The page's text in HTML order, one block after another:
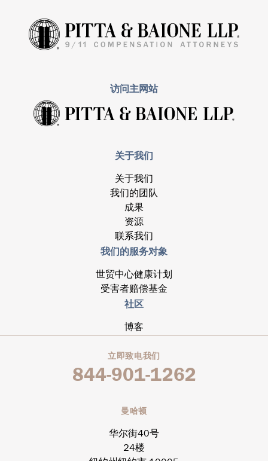
访问主网站
关于我们
关于我们
我们的团队
成果
资源
联系我们
我们的服务对象
世贸中心健康计划
受害者赔偿基金
社区
博客
立即致电我们
844-901-1262
曼哈顿
华尔街40号
24楼